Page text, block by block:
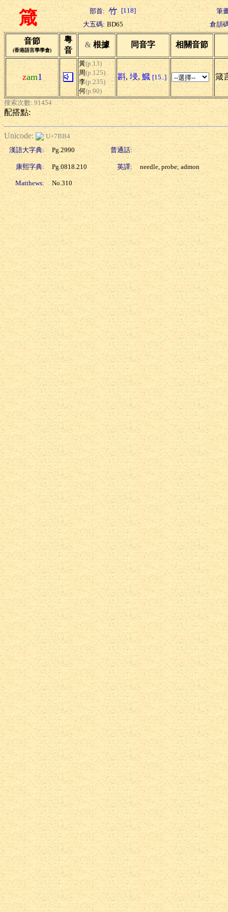
箴 部首: [118]
筆
大五碼: BD65 倉頡
音節
(香港語言學學會)
粵
音
& 根據 同音字 相關音節
zam1
黃(p.13)
周(p.125)
李(p.235)
何(p.90)
斟, 埐, 鱵 [15..] 箴
搜索次數: 91454
配搭點:
Unicode:
U+7BB4
漢語大字典:
Pg.2990 普通話:
康熙字典: Pg.0818.210 英譯: needle, probe; admon
Matthews: No.310